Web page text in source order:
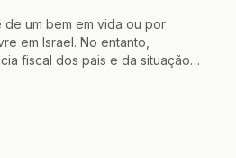
um bem em vida ou por
em Israel. No entanto,
fiscal dos pais e da situação